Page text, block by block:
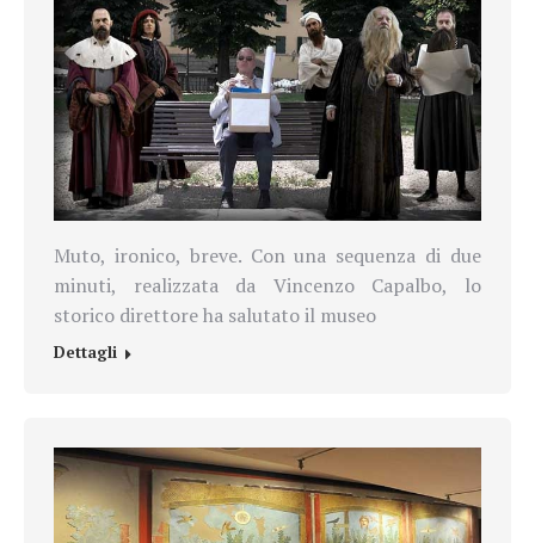
Muto, ironico, breve. Con una sequenza di due
minuti, realizzata da Vincenzo Capalbo, lo
storico direttore ha salutato il museo
Dettagli